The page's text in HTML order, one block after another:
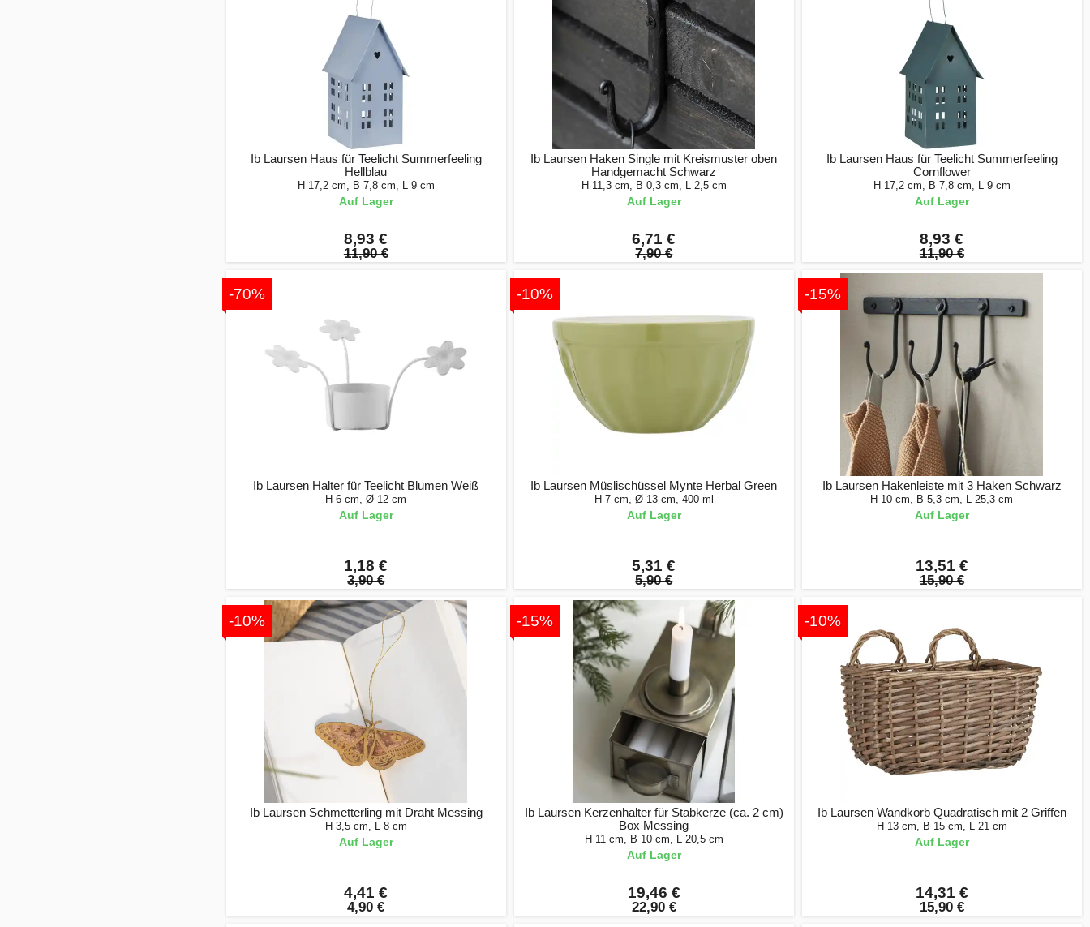
Ib Laursen Haus für Teelicht Summerfeeling
Hellblau
H 17,2 cm, B 7,8 cm, L 9 cm
Auf Lager
8,93 €
11,90 €
Ib Laursen Haken Single mit Kreismuster oben
Handgemacht Schwarz
H 11,3 cm, B 0,3 cm, L 2,5 cm
Auf Lager
6,71 €
7,90 €
Ib Laursen Haus für Teelicht Summerfeeling
Cornflower
H 17,2 cm, B 7,8 cm, L 9 cm
Auf Lager
8,93 €
11,90 €
-70%
Ib Laursen Halter für Teelicht Blumen Weiß
H 6 cm, Ø 12 cm
Auf Lager
1,18 €
3,90 €
-10%
Ib Laursen Müslischüssel Mynte Herbal Green
H 7 cm, Ø 13 cm, 400 ml
Auf Lager
5,31 €
5,90 €
-15%
Ib Laursen Hakenleiste mit 3 Haken Schwarz
H 10 cm, B 5,3 cm, L 25,3 cm
Auf Lager
13,51 €
15,90 €
-10%
Ib Laursen Schmetterling mit Draht Messing
H 3,5 cm, L 8 cm
Auf Lager
4,41 €
4,90 €
-15%
Ib Laursen Kerzenhalter für Stabkerze (ca. 2 cm)
Box Messing
H 11 cm, B 10 cm, L 20,5 cm
Auf Lager
19,46 €
22,90 €
-10%
Ib Laursen Wandkorb Quadratisch mit 2 Griffen
H 13 cm, B 15 cm, L 21 cm
Auf Lager
14,31 €
15,90 €